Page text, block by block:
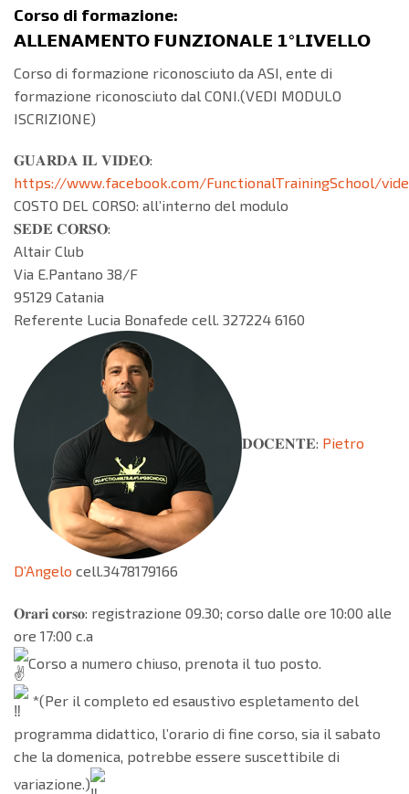
Corso di formazione:
𝗔𝗟𝗟𝗘𝗡𝗔𝗠𝗘𝗡𝗧𝗢 𝗙𝗨𝗡𝗭𝗜𝗢𝗡𝗔𝗟𝗘 𝟭°𝗟𝗜𝗩𝗘𝗟𝗟𝗢
Corso di formazione riconosciuto da ASI, ente di
formazione riconosciuto dal CONI.(VEDI MODULO
ISCRIZIONE)
𝐆𝐔𝐀𝐑𝐃𝐀 𝐈𝐋 𝐕𝐈𝐃𝐄𝐎:
https://www.facebook.com/FunctionalTrainingSchool/
COSTO DEL CORSO: all’interno del modulo
𝐒𝐄𝐃𝐄 𝐂𝐎𝐑𝐒𝐎:
Altair Club
Via E.Pantano 38/F
95129 Catania
Referente Lucia Bonafede cell. 327224 6160
𝐃𝐎𝐂𝐄𝐍𝐓𝐄: Pietro
D’Angelo cell.3478179166
𝐎𝐫𝐚𝐫𝐢 𝐜𝐨𝐫𝐬𝐨: registrazione 09.30; corso dalle ore 10:00 alle
ore 17:00 c.a
Corso a numero chiuso, prenota il tuo posto.
*(Per il completo ed esaustivo espletamento del
programma didattico, l’orario di fine corso, sia il sabato
che la domenica, potrebbe essere suscettibile di
variazione.)